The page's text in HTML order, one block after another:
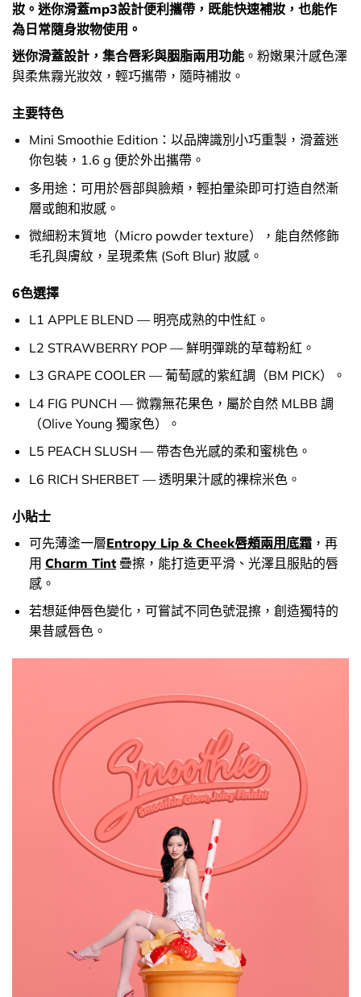
妝。迷你滑蓋mp3設計便利攜帶，既能快速補妝，也能作
為日常隨身妝物使用。
迷你滑蓋設計，集合唇彩與胭脂兩用功能 。粉嫩果汁感色澤
與柔焦霧光妝效，輕巧攜帶，隨時補妝。
主要特色
Mini Smoothie Edition：以品牌識別小巧重製，滑蓋迷
你包裝，1.6 g 便於外出攜帶。
多用途：可用於唇部與臉頰，輕拍暈染即可打造自然漸
層或飽和妝感。
微細粉末質地（Micro powder texture），能自然修飾
毛孔與膚紋，呈現柔焦 (Soft Blur) 妝感。
6色選擇
L1 APPLE BLEND — 明亮成熟的中性紅。
L2 STRAWBERRY POP — 鮮明彈跳的草莓粉紅。
L3 GRAPE COOLER — 葡萄感的紫紅調（BM PICK）。
L4 FIG PUNCH — 微霧無花果色，屬於自然 MLBB 調
（Olive Young 獨家色）。
L5 PEACH SLUSH — 帶杏色光感的柔和蜜桃色。
L6 RICH SHERBET — 透明果汁感的裸棕米色。
小貼士
可先薄塗一層Entropy Lip & Cheek唇頰兩用底霜，再
用 Charm Tint疊擦，能打造更平滑、光澤且服貼的唇
感。
若想延伸唇色變化，可嘗試不同色號混擦，創造獨特的
果昔感唇色。